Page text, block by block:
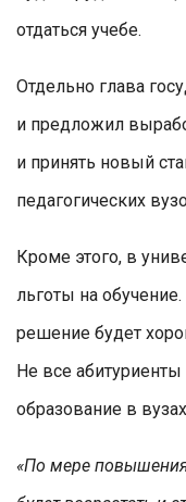
отдаться учебе.
Отдельно глава
и предложил
и принять новый
педагогических
Кроме этого, в
льготы на
решение будет
Не все
образование в
«По мере повышения